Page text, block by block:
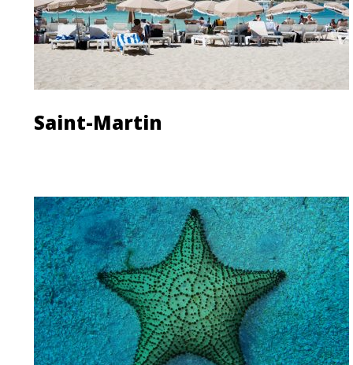
Saint-Martin